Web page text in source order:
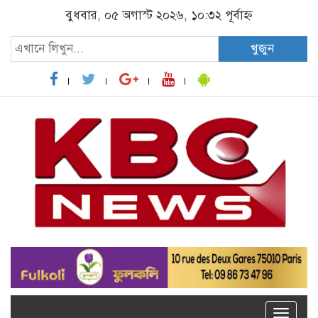
বুধবার, ০৫ অগাস্ট ২০২৬, ১০:৩২ পূর্বাহ্ন
খুজুন